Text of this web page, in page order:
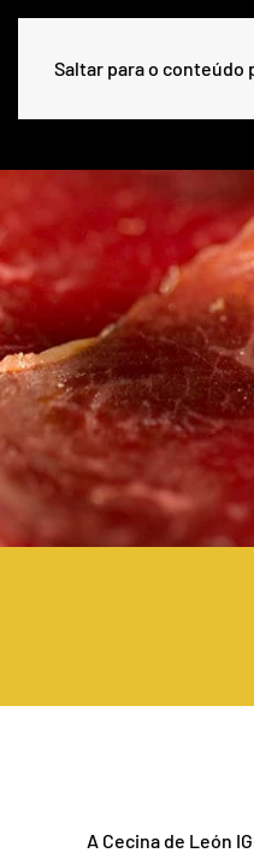
Saltar para o conteúdo
HOME
A Cecina de León